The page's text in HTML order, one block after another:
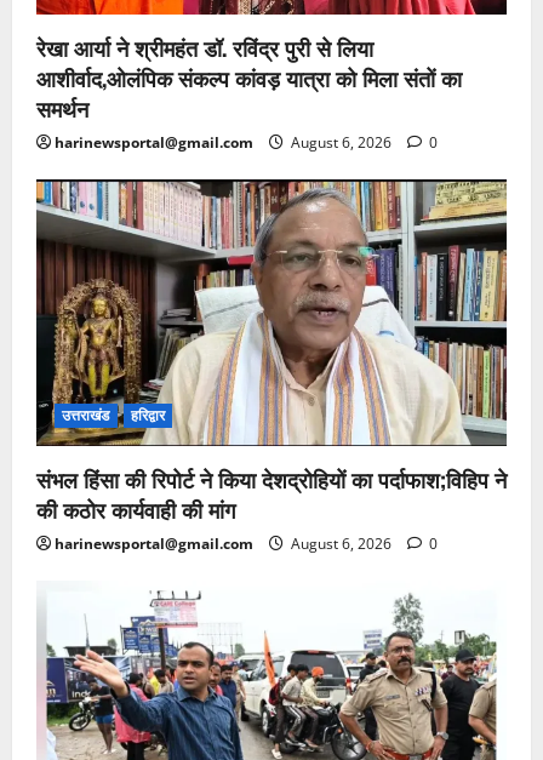
रेखा आर्या ने श्रीमहंत डॉ. रविंद्र पुरी से लिया
आशीर्वाद,ओलंपिक संकल्प कांवड़ यात्रा को मिला संतों का
समर्थन
harinewsportal@gmail.com August 6, 2026 0
उत्तराखंड हरिद्वार
संभल हिंसा की रिपोर्ट ने किया देशद्रोहियों का पर्दाफाश;विहिप ने
की कठोर कार्यवाही की मांग
harinewsportal@gmail.com August 6, 2026 0